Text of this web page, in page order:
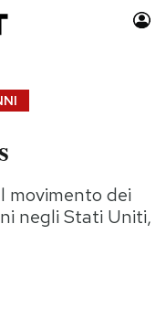
Idee
movimento dei
negli Stati Uniti,